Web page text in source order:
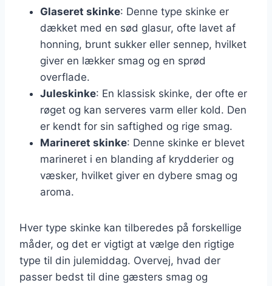
Glaseret skinke: Denne type skinke er
dækket med en sød glasur, ofte lavet af
honning, brunt sukker eller sennep, hvilket
giver en lækker smag og en sprød
overflade.
Juleskinke: En klassisk skinke, der ofte er
røget og kan serveres varm eller kold. Den
er kendt for sin saftighed og rige smag.
Marineret skinke: Denne skinke er blevet
marineret i en blanding af krydderier og
væsker, hvilket giver en dybere smag og
aroma.
Hver type skinke kan tilberedes på forskellige
måder, og det er vigtigt at vælge den rigtige
type til din julemiddag. Overvej, hvad der
passer bedst til dine gæsters smag og